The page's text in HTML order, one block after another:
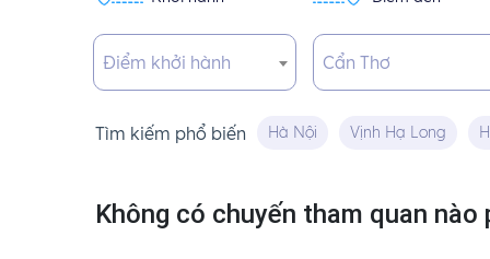
Điểm khởi hành Cẩn Thơ
Tìm kiếm phổ biến Hà Nội Vịnh Hạ Long
Không có chuyến tham quan